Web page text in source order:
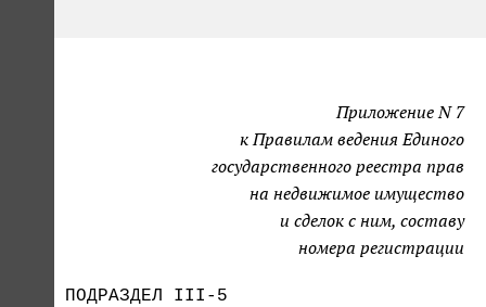
Приложение N 7
к Правилам ведения Единого
государственного реестра прав
на недвижимое имущество
и сделок с ним, составу
номера регистрации
ПОДРАЗДЕЛ III-5